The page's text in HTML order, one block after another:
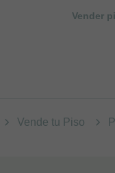
Vender
Vende tu Piso